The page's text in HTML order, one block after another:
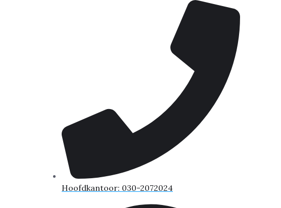
Hoofdkantoor: 030-2072024